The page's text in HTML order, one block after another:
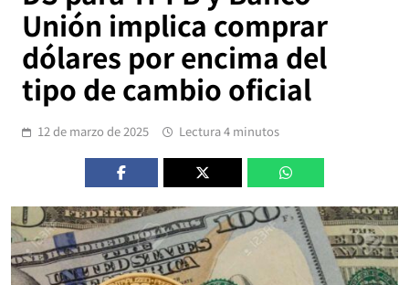
Unión implica comprar
dólares por encima del
tipo de cambio oficial
12 de marzo de 2025 Lectura 4 minutos